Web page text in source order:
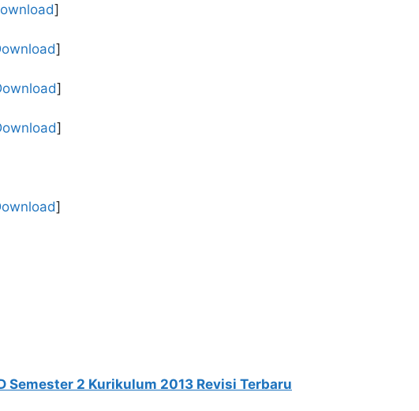
]
]
]
]
]
Semester 2 Kurikulum 2013 Revisi Terbaru